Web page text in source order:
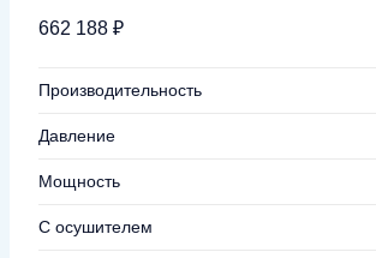
662 188 ₽
Производительность
Давление
Мощность
С осушителем